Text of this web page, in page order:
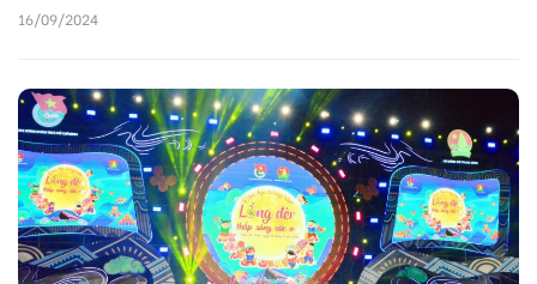
Trung tâm Tim mạch - Bệnh viện E. Mỗi cánh hạc
vẹn mùa Trung thu đầm ấm.
16/09/2024